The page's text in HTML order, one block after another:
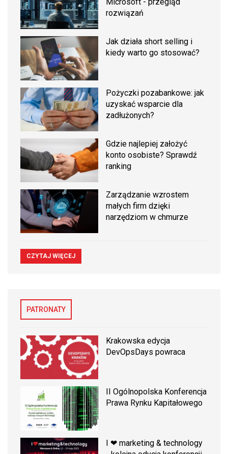
rozwiązań
Jak działa short selling i
kiedy warto go stosować?
Pożyczki pozabankowe: jak
uzyskać wsparcie dla
zadłużonych?
Gdzie najlepiej założyć
konto osobiste? Sprawdź
ranking
Zarządzanie wzrostem
małych firm dzięki
narzędziom w chmurze
CZYTAJ WIĘCEJ
PATRONATY
Krakowska edycja
DevOpsDays powraca
II Ogólnopolska Konferencja
Prawa Rynku Kapitałowego
I ❤ marketing & technology